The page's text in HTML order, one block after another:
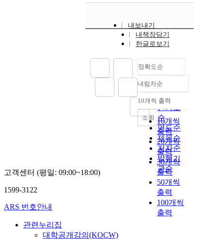
내보내기
내책장담기
한글로보기
정확도순
정확도
순
인기도
순
연도순
제목순
저자순
발행기
관순
내림차순
내림차순
10개씩 출력
10개씩
출력
20개씩
출력
30개씩
출력
50개씩
출력
100개씩
출력
조회
고객센터 (평일: 09:00~18:00)
1599-3122
ARS 번호안내
관련누리집
대학공개강의(KOCW)